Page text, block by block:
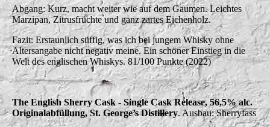
Abgang: Kurz, macht weiter wie auf dem Gaumen. Leichtes
Marzipan, Zitrusfrüchte und ganz zartes Eichenholz.
Fazit: Erstaunlich süffig, was ich bei jungem Whisky ohne
Altersangabe nicht negativ meine. Ein schöner Einstieg in die
Welt des englischen Whiskys. 81/100 Punkte (2022)
The English Sherry Cask - Single Cask Release, 56,5% alc.
Originalabfüllung, St. George’s Distillery. Ausbau: Sherryfass